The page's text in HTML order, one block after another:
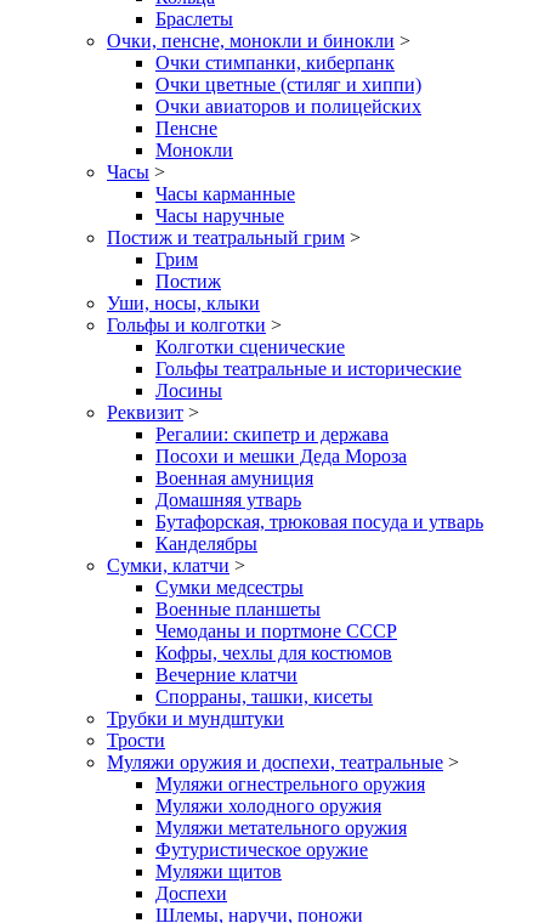
Браслеты
Очки, пенсне, монокли и бинокли >
Очки стимпанки, киберпанк
Очки цветные (стиляг и хиппи)
Очки авиаторов и полицейских
Пенсне
Монокли
Часы >
Часы карманные
Часы наручные
Постиж и театральный грим >
Грим
Постиж
Уши, носы, клыки
Гольфы и колготки >
Колготки сценические
Гольфы театральные и исторические
Лосины
Реквизит >
Регалии: скипетр и держава
Посохи и мешки Деда Мороза
Военная амуниция
Домашняя утварь
Бутафорская, трюковая посуда и утварь
Канделябры
Сумки, клатчи >
Сумки медсестры
Военные планшеты
Чемоданы и портмоне СССР
Кофры, чехлы для костюмов
Вечерние клатчи
Спорраны, ташки, кисеты
Трубки и мундштуки
Трости
Муляжи оружия и доспехи, театральные >
Муляжи огнестрельного оружия
Муляжи холодного оружия
Муляжи метательного оружия
Футуристическое оружие
Муляжи щитов
Доспехи
Шлемы, наручи, поножи